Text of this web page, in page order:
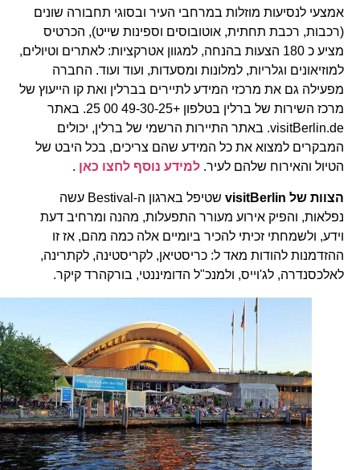
אמצעי לנסיעות מוזלות במרחבי העיר ובסוגי תחבורה שונים
(רכבות, רכבת תחתית, אוטובוסים וספינות שייט), הכרטיס
מציע כ 180 הצעות בהנחה, למגוון אטרקציות: לאתרים וטיולים,
למוזיאונים וגלריות, למלונות ומסעדות, ועוד ועוד. החברה
מפעילה גם את מרכזי המידע לתיירים בברלין ואת קו הייעוץ של
מרכז השירות של ברלין בטלפון +49-30-25 00 25. באתר
visitBerlin.de. באתר התיירות הרשמי של ברלין, יכולים
המבקרים למצוא את כל המידע שהם צריכים, בכל היבט של
הטיול והאירוח שלהם לעיר.למידע נוסף לחצו כאן.
הצוות שלvisitBerlin
שטיפל בארגון ה-Bestival עשה
נפלאות, והפיק אירוע מעורר התפעלות, מהנה ומרחיב דעת
וידע, ולשמחתי זכיתי להכיר ביומיים אלה כמה מהם, אז זו
ההזדמנות להודות מאד ל: כריסטיאן, לקריסטינה, לקתרינה,
לאלכסנדרה, לג'וייס, ולמנכ"ל הדומיננטי, בורקהרד קיקר.